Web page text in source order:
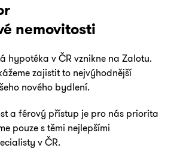
nemovitosti
hypotéka v ČR vznikne na Zalotu.
zajistit to nejvýhodnější
nového bydlení.
a férový přístup je pro nás priorita
pouze s těmi nejlepšími
v ČR.